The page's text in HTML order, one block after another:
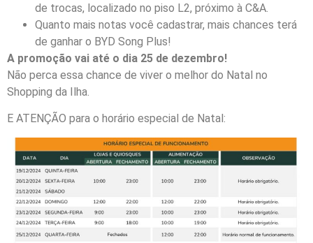
de trocas, localizado no piso L2, próximo à C&A.
Quanto mais notas você cadastrar, mais chances terá
de ganhar o BYD Song Plus!
A promoção vai até o dia 25 de dezembro!
Não perca essa chance de viver o melhor do Natal no
Shopping da Ilha.
E ATENÇÃO para o horário especial de Natal: